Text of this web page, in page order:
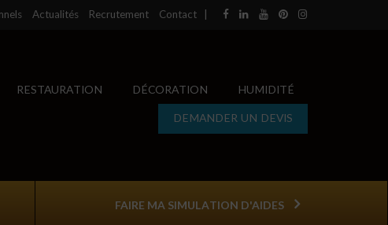
Actualités Recrutement Contact
RESTAURATION DÉCORATION HUMIDITÉ
DEMANDER UN DEVIS
FAIRE MA SIMULATION D'AIDES